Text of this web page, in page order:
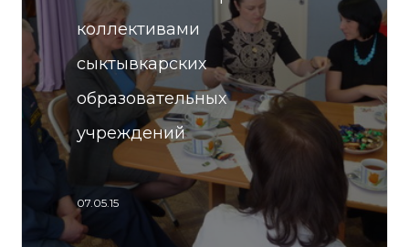
коллективами
сыктывкарских
образовательных
учреждений
07.05.15